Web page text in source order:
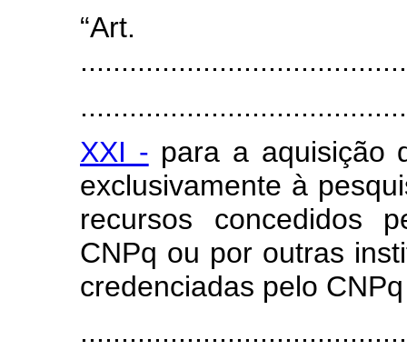
XXI - para a aquisição
exclusivamente à
recursos concedidos
CNPq ou por outras
credenciadas pelo